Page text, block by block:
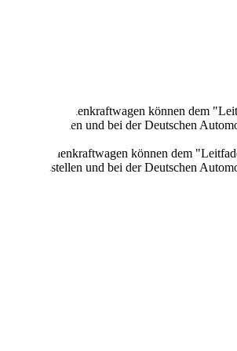
Personenkraftwagen können dem
und bei der Deutschen
Personenkraftwagen können dem
und bei der Deutschen